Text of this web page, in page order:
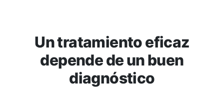
Un tratamiento eficaz
depende de un buen
diagnóstico